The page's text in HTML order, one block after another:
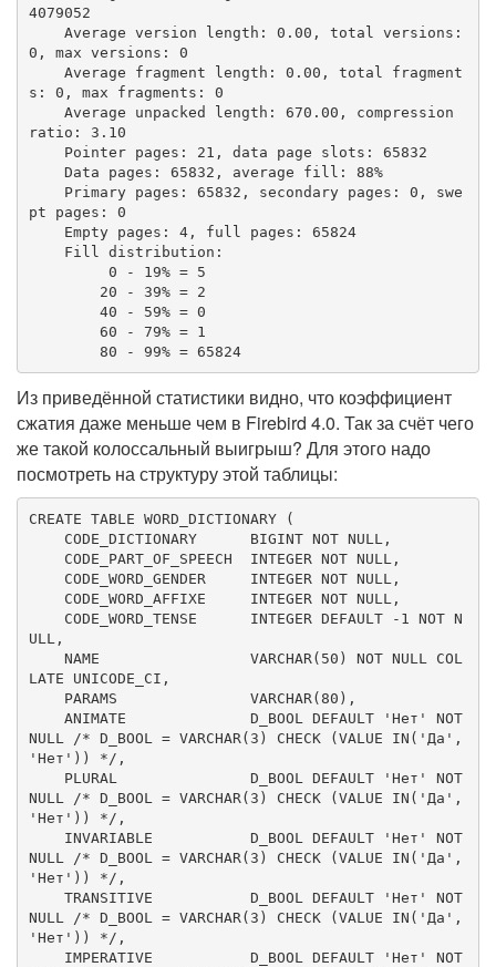
4079052
0, max versions: 0
s: 0, max fragments: 0
ratio: 3.10
pt pages: 0
        80 - 99% = 65824
Из приведённой статистики видно, что коэффициент
сжатия даже меньше чем в Firebird 4.0. Так за счёт чего
же такой колоссальный выигрыш? Для этого надо
посмотреть на структуру этой таблицы:
CREATE TABLE WORD_DICTIONARY (
    CODE_DICTIONARY
BIGINT NOT NULL ,
    CODE_PART_OF_SPEECH
INTEGER NOT NULL ,
    CODE_WORD_GENDER
INTEGER NOT NULL ,
    CODE_WORD_AFFIXE
INTEGER NOT NULL ,
    CODE_WORD_TENSE
INTEGER DEFAULT -1 NOT N
ULL ,
    NAME
VARCHAR ( 50 ) NOT NULL
COL
LATE UNICODE_CI,
    PARAMS
VARCHAR (80 ),
    ANIMATE              D_BOOL
DEFAULT ' Нет '
NOT
NULL
/* D_BOOL = VARCHAR(3) CHECK (VALUE IN('Да',
'Нет')) */ ,
    PLURAL               D_BOOL
DEFAULT ' Нет '
NOT
NULL
/* D_BOOL = VARCHAR(3) CHECK (VALUE IN('Да',
'Нет')) */ ,
    INVARIABLE           D_BOOL
DEFAULT ' Нет '
NOT
NULL
/* D_BOOL = VARCHAR(3) CHECK (VALUE IN('Да',
'Нет')) */ ,
    TRANSITIVE           D_BOOL
DEFAULT ' Нет '
NOT
NULL
/* D_BOOL = VARCHAR(3) CHECK (VALUE IN('Да',
'Нет')) */ ,
    IMPERATIVE           D_BOOL
DEFAULT ' Нет '
NOT